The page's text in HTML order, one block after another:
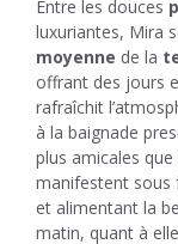
Entre les douces
luxuriantes, Mira
moyenne de la
offrant des jours
rafraîchit
à la baignade
plus amicales que
manifestent sous
et alimentant la
matin, quant à